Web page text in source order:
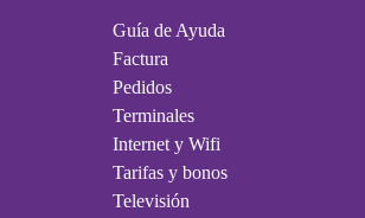
Guía de Ayuda
Factura
Pedidos
Terminales
Internet y Wifi
Tarifas y bonos
Televisión